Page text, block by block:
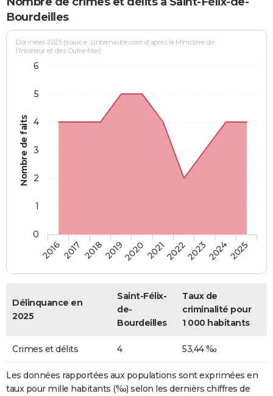
Bourdeilles
Nombre de faits
Données 2025 (source : Linternaute.com d'après le Ministère de
l'Intérieur et des Outre-Mer)
20162017 20182019202020212022202320242025
0
1
2
3
4
5
6
Délinquance en
2025
Saint-Félix-
de-
Bourdeilles
Taux de
criminalité pour
1 000 habitants
Crimes et délits 4 53,44 ‰
Les données rapportées aux populations sont exprimées en
taux pour mille habitants (‰) selon les dernièrs chiffres de